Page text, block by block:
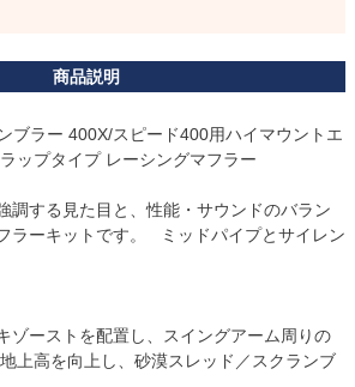
ブラー 400X/スピード400用ハイマウントエ
ップタイプ レーシングマフラー
調する見た目と、性能・サウンドのバラン
ラーキットです。   ミッドパイプとサイレン
ゾーストを配置し、スイングアーム周りの
上高を向上し、砂漠スレッド／スクランブ